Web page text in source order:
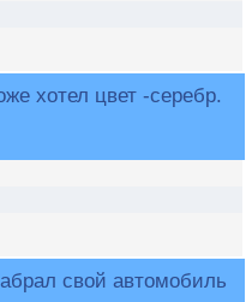
хотел цвет -серебр.
свой автомобиль